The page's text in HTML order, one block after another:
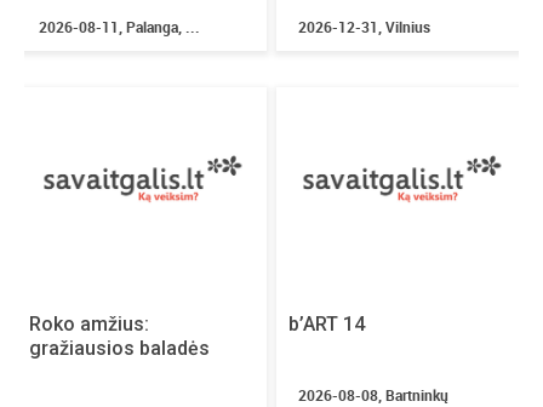
2026-08-11, Palanga, ... 2026-12-31, Vilnius
Roko amžius:
gražiausios baladės
b’ART 14
2026-08-08, Bartninkų